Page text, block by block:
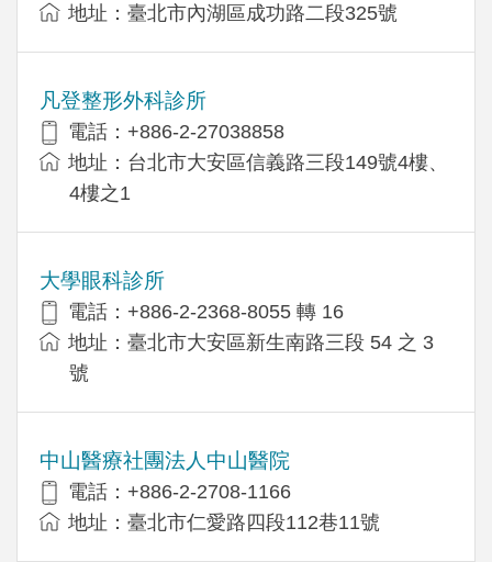
地址：臺北市內湖區成功路二段325號
凡登整形外科診所
電話：+886-2-27038858
地址：台北市大安區信義路三段149號4樓、
4樓之1
大學眼科診所
電話：+886-2-2368-8055 轉 16
地址：臺北市大安區新生南路三段 54 之 3
號
中山醫療社團法人中山醫院
電話：+886-2-2708-1166
地址：臺北市仁愛路四段112巷11號